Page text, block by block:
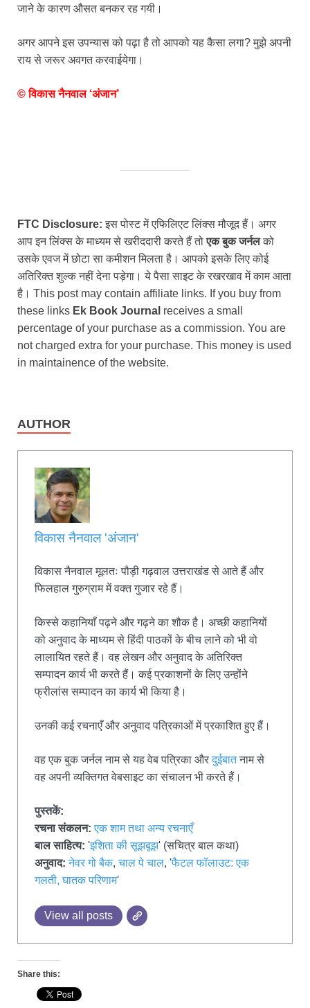
जाने के कारण औसत बनकर रह गयी।
अगर आपने इस उपन्यास को पढ़ा है तो आपको यह कैसा लगा? मुझे अपनी
राय से जरूर अवगत करवाईयेगा।
© विकास नैनवाल ‘अंजान’
FTC Disclosure: इस पोस्ट में एफिलिएट लिंक्स मौजूद हैं। अगर
आप इन लिंक्स के माध्यम से खरीददारी करते हैं तोएक बुक जर्नलको
उसके एवज में छोटा सा कमीशन मिलता है। आपको इसके लिए कोई
अतिरिक्त शुल्क नहीं देना पड़ेगा। ये पैसा साइट के रखरखाव में काम आता
है। This post may contain affiliate links. If you buy from
these links Ek Book Journal receives a small
percentage of your purchase as a commission. You are
not charged extra for your purchase. This money is used
in maintainence of the website.
AUTHOR
विकास नैनवाल 'अंजान'
विकास नैनवाल मूलतः पौड़ी गढ़वाल उत्तराखंड से आते हैं और
फिलहाल गुरुग्राम में वक्त गुजार रहे हैं।
किस्से कहानियाँ पढ़ने और गढ़ने का शौक है। अच्छी कहानियों
को अनुवाद के माध्यम से हिंदी पाठकों के बीच लाने को भी वो
लालायित रहते हैं। वह लेखन और अनुवाद के अतिरिक्त
सम्पादन कार्य भी करते हैं। कई प्रकाशनों के लिए उन्होंने
फ्रीलांस सम्पादन का कार्य भी किया है।
उनकी कई रचनाएँ और अनुवाद पत्रिकाओं में प्रकाशित हुए हैं।
वह एक बुक जर्नल नाम से यह वेब पत्रिका औरदुईबातनाम से
वह अपनी व्यक्तिगत वेबसाइट का संचालन भी करते हैं।
पुस्तकें:
रचना संकलन: एक शाम तथा अन्य रचनाएँ
बाल साहित्य: 'इशिता की सूझबूझ' (सचित्र बाल कथा)
अनुवाद: नेवर गो बैक,चाल पे चाल, 'फैटल फॉलाउट: एक
गलती, घातक परिणाम'
View all posts
Share this: